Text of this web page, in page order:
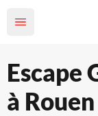
Escape
à Rouen